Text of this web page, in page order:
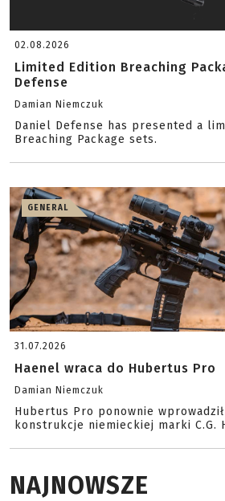
02.08.2026
Limited Edition Breaching
Defense
Damian Niemczuk
Daniel Defense has presented a
Breaching Package sets.
GENERAL
31.07.2026
Haenel wraca do Hubertus Pro
Damian Niemczuk
Hubertus Pro ponownie
konstrukcje niemieckiej marki C.G.
NAJNOWSZE